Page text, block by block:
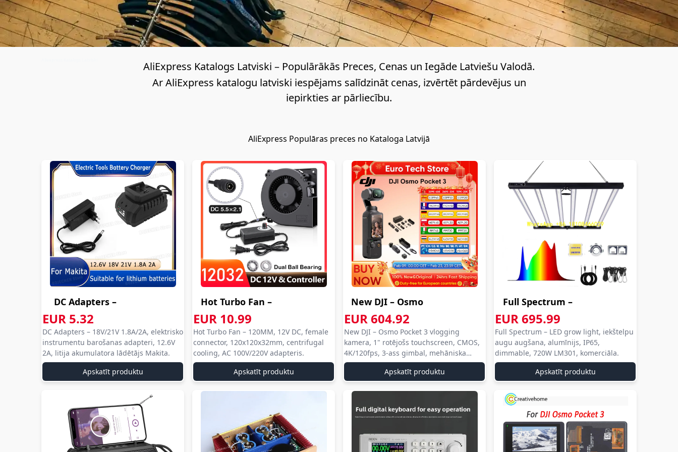
AliExpress Katalogs Latviski – Populārākās Preces, Cenas un Iegāde Latviešu Valodā.
ērtu un
saprotamu
veidu, kā
atrast
preces,
salīdzināt
cenas un
iepirkties
Izmantojot
AliExpress
produktus,
iepazīties
ar
atsauksmēm
un atrast
izdevīgākos
piedāvājumus.
Pārskatāma
meklēšana
orientēties
Ar AliExpress katalogu latviski iespējams salīdzināt cenas, izvērtēt pārdevējus un
iepirkties ar pārliecību.
AliExpress Populāras preces no Kataloga Latvijā
DC Adapters –
18V/21V 1.8A/2A,...
aliexpress com
aliexpress
EUR 5.32
aliexpress
com
aliexpress
DC Adapters – 18V/21V 1.8A/2A, elektrisko
instrumentu barošanas adapteri, 12.6V
2A, litija akumulatora lādētājs Makita.
Apskatīt produktu
Hot Turbo Fan –
120MM, 12V DC,...
aliexpress com
aliexpress
EUR 10.99
aliexpress
com
aliexpress
Hot Turbo Fan – 120MM, 12V DC, female
connector, 120x120x32mm, centrifugal
cooling, AC 100V/220V adapteris.
Apskatīt produktu
New DJI – Osmo
Pocket 3 vloggi...
aliexpress com
aliexpress
EUR 604.92
aliexpress
com
aliexpress
New DJI – Osmo Pocket 3 vlogging
kamera, 1" rotējošs touchscreen, CMOS,
4K/120fps, 3-ass gimbal, mehāniska
stabilizācija.
Apskatīt produktu
Full Spectrum –
LED grow light...
aliexpress com
aliexpress
EUR 695.99
aliexpress
com
aliexpress
Full Spectrum – LED grow light, iekštelpu
augu augšana, alumīnijs, IP65,
dimmable, 720W LM301, komerciāla.
Apskatīt produktu